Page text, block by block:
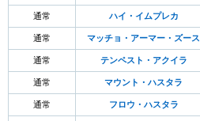
通常 ハイ・イムプレカ
通常 マッチョ・アーマー・ズース
通常 テンペスト・アクイラ
通常 マウント・ハスタラ
通常 フロウ・ハスタラ